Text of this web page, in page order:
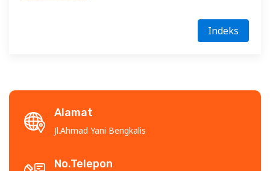
Indeks
Alamat
Jl.Ahmad Yani Bengkalis
No.Telepon